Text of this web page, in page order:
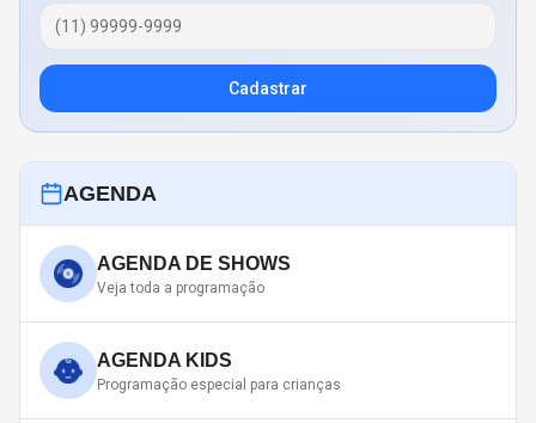
Cadastrar
AGENDA
AGENDA DE SHOWS
Veja toda a programação
AGENDA KIDS
Programação especial para crianças